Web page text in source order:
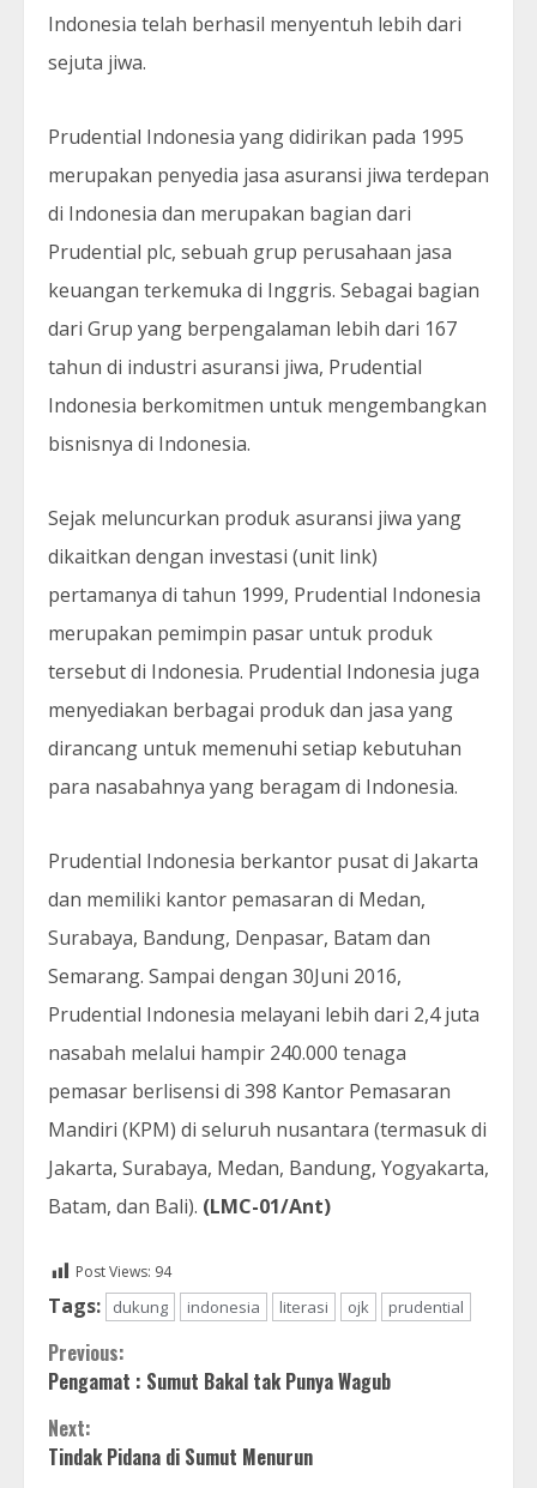
Indonesia telah berhasil menyentuh lebih dari
sejuta jiwa.
Prudential Indonesia yang didirikan pada 1995
merupakan penyedia jasa asuransi jiwa terdepan
di Indonesia dan merupakan bagian dari
Prudential plc, sebuah grup perusahaan jasa
keuangan terkemuka di Inggris. Sebagai bagian
dari Grup yang berpengalaman lebih dari 167
tahun di industri asuransi jiwa, Prudential
Indonesia berkomitmen untuk mengembangkan
bisnisnya di Indonesia.
Sejak meluncurkan produk asuransi jiwa yang
dikaitkan dengan investasi (unit link)
pertamanya di tahun 1999, Prudential Indonesia
merupakan pemimpin pasar untuk produk
tersebut di Indonesia. Prudential Indonesia juga
menyediakan berbagai produk dan jasa yang
dirancang untuk memenuhi setiap kebutuhan
para nasabahnya yang beragam di Indonesia.
Prudential Indonesia berkantor pusat di Jakarta
dan memiliki kantor pemasaran di Medan,
Surabaya, Bandung, Denpasar, Batam dan
Semarang. Sampai dengan 30Juni 2016,
Prudential Indonesia melayani lebih dari 2,4 juta
nasabah melalui hampir 240.000 tenaga
pemasar berlisensi di 398 Kantor Pemasaran
Mandiri (KPM) di seluruh nusantara (termasuk di
Jakarta, Surabaya, Medan, Bandung, Yogyakarta,
Batam, dan Bali). (LMC-01/Ant)
Post Views: 94
Tags: dukung indonesia literasi ojk prudential
Continue
Reading
Previous:
Pengamat : Sumut Bakal tak Punya Wagub
Next:
Tindak Pidana di Sumut Menurun